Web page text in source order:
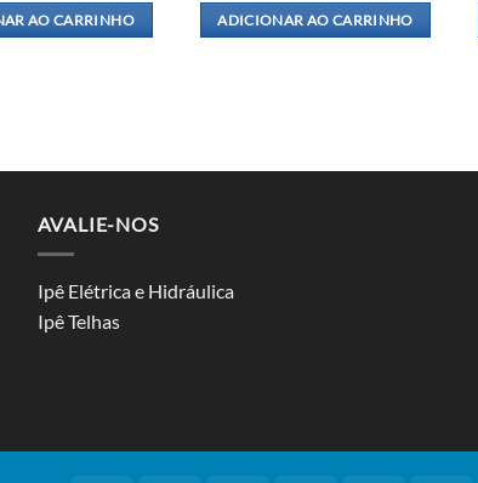
AO CARRINHO ADICIONAR AO CARRINHO
AVALIE-NOS
Ipê Elétrica e Hidráulica
Ipê Telhas